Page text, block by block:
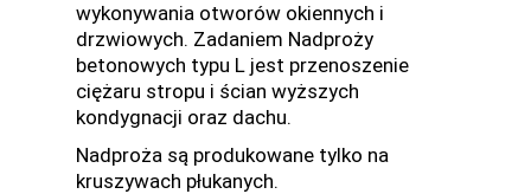
wykonywania otworów okiennych i
drzwiowych. Zadaniem Nadproży
betonowych typu L jest przenoszenie
ciężaru stropu i ścian wyższych
kondygnacji oraz dachu.
Nadproża są produkowane tylko na
kruszywach płukanych.